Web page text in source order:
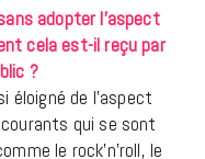
adopter l’aspect
cela est-il reçu par
?
éloigné de l’aspect
qui se sont
le rock’n’roll, le